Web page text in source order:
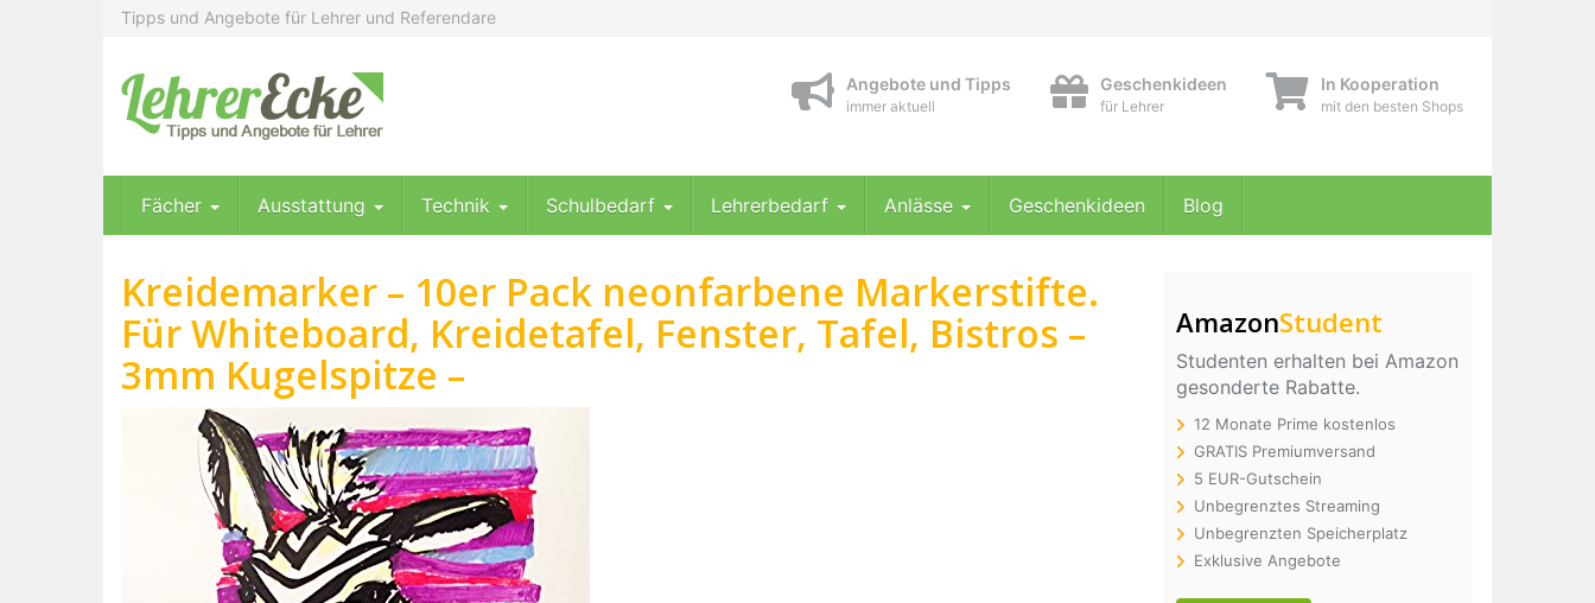
Tipps und Angebote für Lehrer und Referendare
Angebote und Tipps
immer aktuell
Geschenkideen
für Lehrer
In Kooperation
mit den besten Shops
Fächer Ausstattung Technik Schulbedarf Lehrerbedarf Anlässe Geschenkideen Blog
Kreidemarker – 10er Pack neonfarbene Markerstifte.
Für Whiteboard, Kreidetafel, Fenster, Tafel, Bistros –
3mm Kugelspitze –
AmazonStudent
Studenten erhalten bei Amazon
gesonderte Rabatte.
12 Monate Prime kostenlos
GRATIS Premiumversand
5 EUR-Gutschein
Unbegrenztes Streaming
Unbegrenzten Speicherplatz
Exklusive Angebote